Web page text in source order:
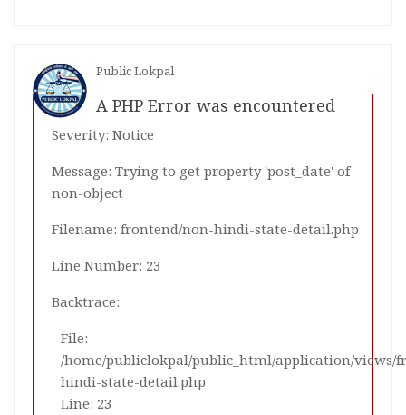
Public Lokpal
A PHP Error was encountered
Severity: Notice
Message: Trying to get property 'post_date' of
non-object
Filename: frontend/non-hindi-state-detail.php
Line Number: 23
Backtrace:
File:
/home/publiclokpal/public_html/application/views/
hindi-state-detail.php
Line: 23